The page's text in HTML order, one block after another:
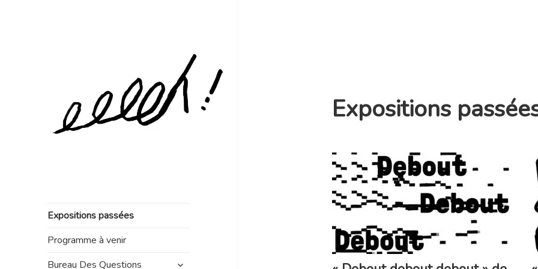
Expositions passées
Programme à venir
Bureau Des Questions
ouvrir
Expositions